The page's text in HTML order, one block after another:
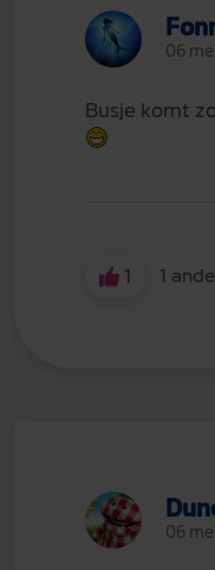
06
Busje komt
1 1
06